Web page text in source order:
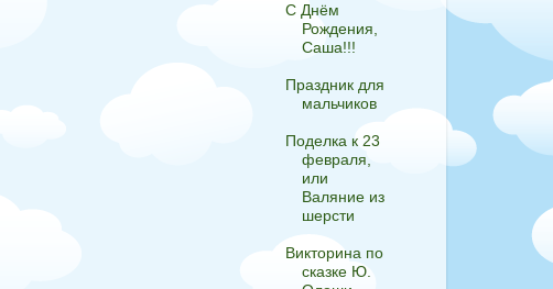
С Днём
Рождения,
Саша!!!
Праздник для
мальчиков
Поделка к 23
февраля,
или
Валяние из
шерсти
Викторина по
сказке Ю.